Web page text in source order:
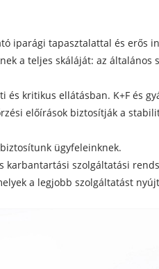
iparági tapasztalattal és erős
a teljes skáláját: az
kritikus ellátásban. K+F és
előírások biztosítják a
ügyfeleinknek.
karbantartási szolgáltatási
a legjobb szolgáltatást